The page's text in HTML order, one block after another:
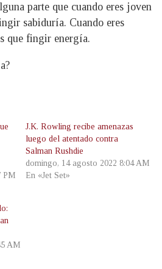
parte que cuando eres joven
sabiduría. Cuando eres
que fingir energía.
PM
J.K. Rowling recibe amenazas
luego del atentado contra
Salman Rushdie
domingo, 14 agosto 2022 8:04 AM
En «Jet Set»
AM